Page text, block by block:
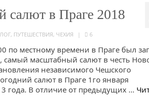
салют в Праге 2018
, ПУТЕШЕСТВИЯ, ЧЕХИЯ | 6
по местному времени в Праге был
масштабный салют в честь
независимого Чешского
салют в Праге 1го января
года. В отличие от предыдущих …